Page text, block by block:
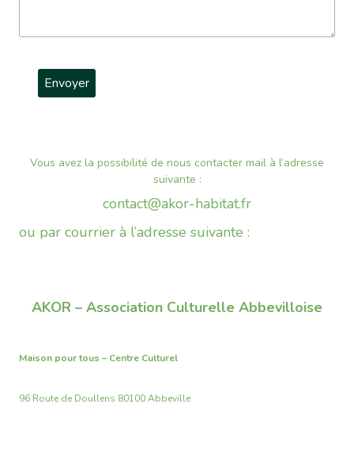
Envoyer
Vous avez la possibilité de nous contacter mail à l’adresse
suivante :
contact@akor-habitat.fr
ou par courrier à l’adresse suivante :
AKOR – Association Culturelle Abbevilloise
Maison pour tous – Centre Culturel
96 Route de Doullens 80100 Abbeville